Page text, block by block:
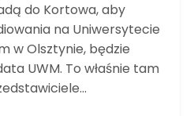
do Kortowa, aby
na Uniwersytecie
w Olsztynie, będzie
UWM. To właśnie tam